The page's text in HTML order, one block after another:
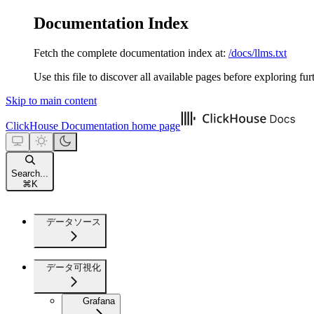
Documentation Index
Fetch the complete documentation index at: /docs/llms.txt
Use this file to discover all available pages before exploring
Skip to main content
ClickHouse Documentation home page
Search...
⌘ K
データソース
データ可視化
Grafana